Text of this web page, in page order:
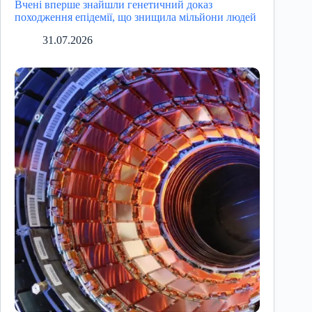
Вчені вперше знайшли генетичний доказ
походження епідемії, що знищила мільйони людей
31.07.2026